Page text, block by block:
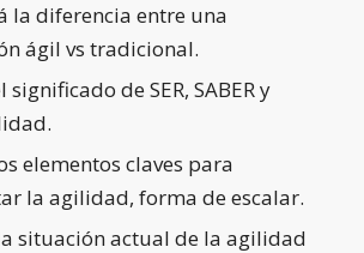
la diferencia entre una
ágil vs tradicional.
de SER, SABER y
elementos claves para
la agilidad, forma de escalar.
situación actual de la agilidad